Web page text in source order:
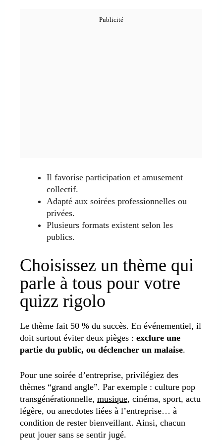
Il favorise participation et amusement
collectif.
Adapté aux soirées professionnelles ou
privées.
Plusieurs formats existent selon les
publics.
Choisissez un thème qui
parle à tous pour votre
quizz rigolo
Le thème fait 50 % du succès. En événementiel, il
doit surtout éviter deux pièges : exclure une
partie du public, ou déclencher un malaise.
Pour une soirée d’entreprise, privilégiez des
thèmes “grand angle”. Par exemple : culture pop
transgénérationnelle, musique, cinéma, sport, actu
légère, ou anecdotes liées à l’entreprise… à
condition de rester bienveillant. Ainsi, chacun
peut jouer sans se sentir jugé.